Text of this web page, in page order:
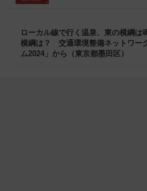
ローカル線で行く温泉、東の横綱
横綱は？ 交通環境整備ネットワー
ム2024」から（東京都墨田区）